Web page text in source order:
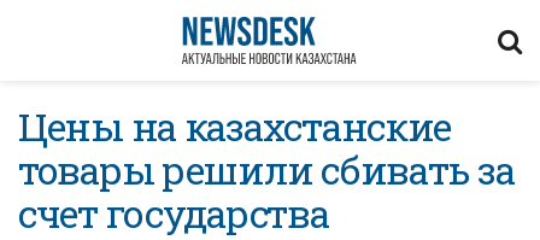
Цены на казахстанские
товары решили сбивать за
счет государства